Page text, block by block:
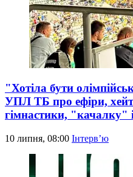
"Хотіла бути
УПЛ ТБ про ефіри,
гімнастики, "качалку"
10 липня, 08:00 Інтерв’ю